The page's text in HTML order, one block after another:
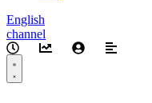
English
channel